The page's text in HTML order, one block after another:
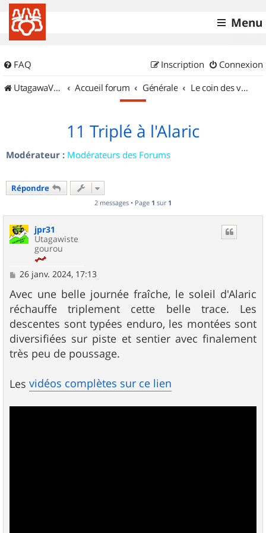
Menu
FAQ Connexion
Inscription
UtagawaVTT (Randos VTT et VTTAE avec traces GPS)
Accueil forum Générale Le coin des vidéastes
11 Triplé à l'Alaric
Modérateur : Modérateurs des Forums
Répondre
2 messages • Page 1 sur 1
jpr31
Utagawiste
gourou
M
s
s
a
g
e
26 janv. 2024, 17:13
Avec une belle journée fraîche, le soleil d'Alaric
réchauffe triplement cette belle trace. Les
descentes sont typées enduro, les montées sont
diversifiées sur piste et sentier avec finalement
très peu de poussage.
Les vidéos complètes sur ce lien